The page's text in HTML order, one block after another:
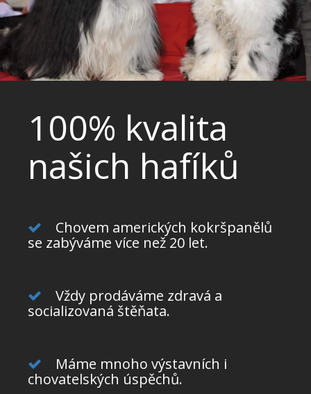
100% kvalita
našich hafíků
Chovem amerických kokršpanělů
se zabýváme více než 20 let.
Vždy prodáváme zdravá a
socializovaná štěňata.
Máme mnoho výstavních i
chovatelských úspěchů.